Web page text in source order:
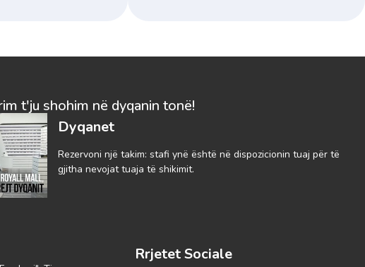
t'ju shohim në dyqanin tonë!
Dyqanet
Rezervoni një takim: stafi ynë është në dispozicionin tuaj për të
gjitha nevojat tuaja të shikimit.
Rrjetet Sociale